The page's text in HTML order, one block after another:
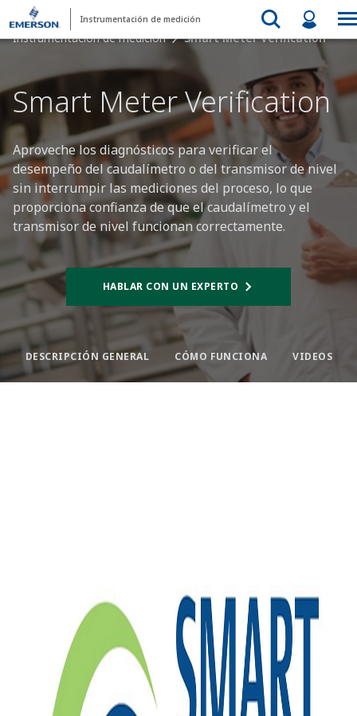
Instrumentación de medición
Instrumentación de medición Smart Meter Verification
Smart Meter Verification​
Aproveche los diagnósticos para verificar el
desempeño del caudalímetro o del transmisor de nivel
sin interrumpir las mediciones del proceso, lo que
proporciona confianza de que el caudalímetro y el
transmisor de nivel funcionan correctamente.
HABLAR CON UN EXPERTO​
DESCRIPCIÓN GENERAL​ CÓMO FUNCIONA​ VIDEOS​